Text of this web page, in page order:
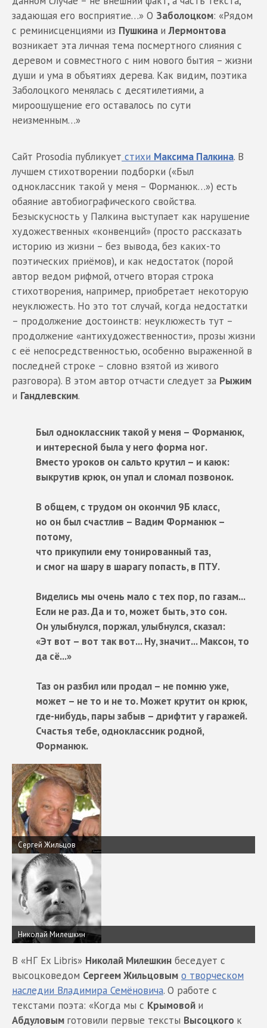
задающая его восприятие…» О Заболоцком: «Рядом
с реминисценциями из Пушкина иЛермонтова
возникает эта личная тема посмертного слияния с
деревом и совместного с ним нового бытия – жизни
души и ума в объятиях дерева. Как видим, поэтика
Заболоцкого менялась с десятилетиями, а
мироощущение его оставалось по сути
неизменным…»
Сайт Prosodia публикует стихи Максима Палкина. В
лучшем стихотворении подборки («Был
одноклассник такой у меня – Форманюк…») есть
обаяние автобиографического свойства.
Безыскусность у Палкина выступает как нарушение
художественных «конвенций» (просто рассказать
историю из жизни – без вывода, без каких-то
поэтических приёмов), и как недостаток (порой
автор ведом рифмой, отчего вторая строка
стихотворения, например, приобретает некоторую
неуклюжесть. Но это тот случай, когда недостатки
– продолжение достоинств: неуклюжесть тут –
продолжение «антихудожественности», прозы жизни
с её непосредственностью, особенно выраженной в
последней строке – словно взятой из живого
разговора). В этом автор отчасти следует за Рыжим
и Гандлевским.
Был одноклассник такой у меня – Форманюк,
и интересной была у него форма ног.
Вместо уроков он сальто крутил – и каюк:
выкрутив крюк, он упал и сломал позвонок.
В общем, с трудом он окончил 9Б класс,
но он был счастлив – Вадим Форманюк –
потому,
что прикупили ему тонированный таз,
и смог на шару в шарагу попасть, в ПТУ.
Виделись мы очень мало с тех пор, по газам...
Если не раз. Да и то, может быть, это сон.
Он улыбнулся, поржал, улыбнулся, сказал:
«Эт вот – вот так вот... Ну, значит... Максон, то
да сё...»
Таз он разбил или продал – не помню уже,
может – не то и не то. Может крутит он крюк,
где-нибудь, пары забыв – дрифтит у гаражей.
Счастья тебе, одноклассник родной,
Форманюк.
Сергей Жильцов
Николай Милешкин
В «НГ Ex Libris» Николай Милешкин беседует с
высоцковедом Сергеем Жильцовым о творческом
наследии Владимира Семёновича. О работе с
текстами поэта: «Когда мы с Крымовой и
Абдуловым готовили первые тексты Высоцкого к